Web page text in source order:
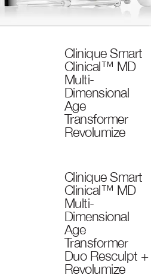
Clinique Smart
Clinical™ MD
Multi-
Dimensional
Age
Transformer
Revolumize
Clinique Smart
Clinical™ MD
Multi-
Dimensional
Age
Transformer
Duo Resculpt +
Revolumize